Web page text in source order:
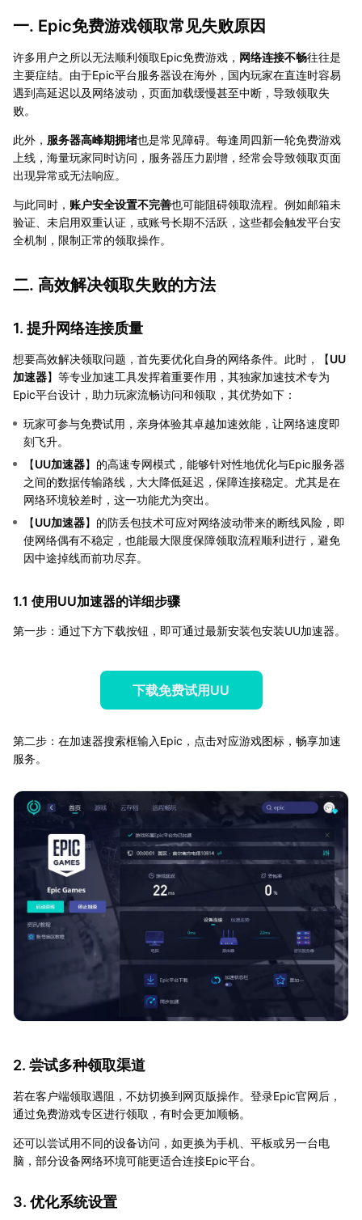
一. Epic免费游戏领取常见失败原因
许多用户之所以无法顺利领取Epic免费游戏， 网络连接不畅往往是
主要症结。由于Epic平台服务器设在海外，国内玩家在直连时容易
遇到高延迟以及网络波动，页面加载缓慢甚至中断，导致领取失
败。
此外， 服务器高峰期拥堵也是常见障碍。每逢周四新一轮免费游戏
上线，海量玩家同时访问，服务器压力剧增，经常会导致领取页面
出现异常或无法响应。
与此同时， 账户安全设置不完善也可能阻碍领取流程。例如邮箱未
验证、未启用双重认证，或账号长期不活跃，这些都会触发平台安
全机制，限制正常的领取操作。
二. 高效解决领取失败的方法
1. 提升网络连接质量
想要高效解决领取问题，首先要优化自身的网络条件。此时，【UU
加速器】等专业加速工具发挥着重要作用，其独家加速技术专为
Epic平台设计，助力玩家流畅访问和领取，其优势如下：
玩家可参与免费试用，亲身体验其卓越加速效能，让网络速度即
刻飞升。
【UU加速器】的高速专网模式，能够针对性地优化与Epic服务器
之间的数据传输路线，大大降低延迟，保障连接稳定。尤其是在
网络环境较差时，这一功能尤为突出。
【UU加速器】的防丢包技术可应对网络波动带来的断线风险，即
使网络偶有不稳定，也能最大限度保障领取流程顺利进行，避免
因中途掉线而前功尽弃。
1.1 使用UU加速器的详细步骤
第一步：通过下方下载按钮，即可通过最新安装包安装UU加速器。
下载免费试用UU
第二步：在加速器搜索框输入Epic，点击对应游戏图标，畅享加速
服务。
2. 尝试多种领取渠道
若在客户端领取遇阻，不妨切换到网页版操作。登录Epic官网后，
通过免费游戏专区进行领取，有时会更加顺畅。
还可以尝试用不同的设备访问，如更换为手机、平板或另一台电
脑，部分设备网络环境可能更适合连接Epic平台。
3. 优化系统设置